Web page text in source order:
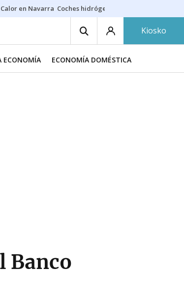
Calor en Navarra Coches hidrógeno
Kiosko
ECONOMÍA ECONOMÍA DOMÉSTICA
Banco